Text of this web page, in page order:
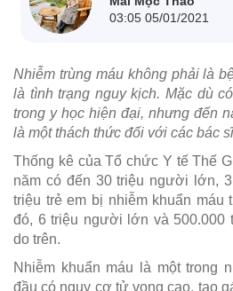
03:05 05/01/2021
Nhiễm trùng máu không phải là
là tình trạng nguy kịch. Mặc dù
trong y học hiện đại, nhưng đến
là một thách thức đối với các bác
Thống kê của Tổ chức Y tế Thế
năm có đến 30 triệu người lớn,
triệu trẻ em bị nhiễm khuẩn máu
đó, 6 triệu người lớn và 500.000
do trên.
Nhiễm khuẩn máu là một trong
đầu có nguy cơ tử vong cao, tạo